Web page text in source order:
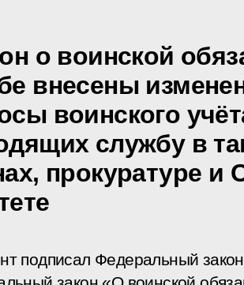
о воинской
внесены
воинского
службу в
прокуратуре и
подписал Федеральный